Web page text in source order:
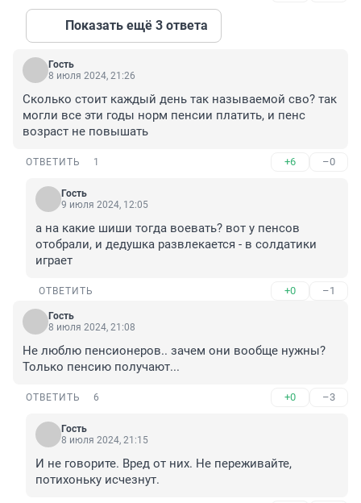
Показать ещё 3 ответа
Гость
8 июля 2024, 21:26
Сколько стоит каждый день так называемой сво? так
могли все эти годы норм пенсии платить, и пенс
возраст не повышать
ОТВЕТИТЬ 1 +6 –0
Гость
9 июля 2024, 12:05
а на какие шиши тогда воевать? вот у пенсов
отобрали, и дедушка развлекается - в солдатики
играет
ОТВЕТИТЬ +0 –1
Гость
8 июля 2024, 21:08
Не люблю пенсионеров.. зачем они вообще нужны?
Только пенсию получают...
ОТВЕТИТЬ 6 +0 –3
Гость
8 июля 2024, 21:15
И не говорите. Вред от них. Не переживайте,
потихоньку исчезнут.